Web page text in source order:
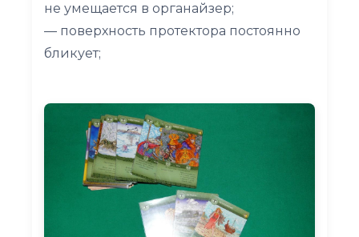
не умещается в органайзер;
— поверхность протектора постоянно
бликует;